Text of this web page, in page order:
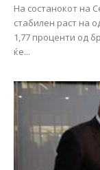
На состанокот на
стабилен раст на
1,77 проценти од
ќе...